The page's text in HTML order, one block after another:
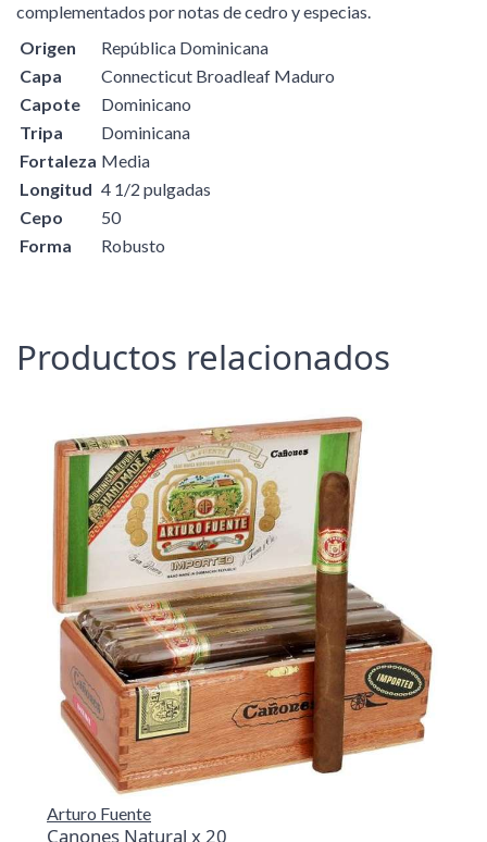
complementados por notas de cedro y especias.
Origen
República Dominicana
Capa
Connecticut Broadleaf Maduro
Capote
Dominicano
Tripa
Dominicana
Fortaleza Media
Longitud 4 1/2 pulgadas
Cepo
50
Forma
Robusto
Productos relacionados
Arturo Fuente
Canones Natural x 20